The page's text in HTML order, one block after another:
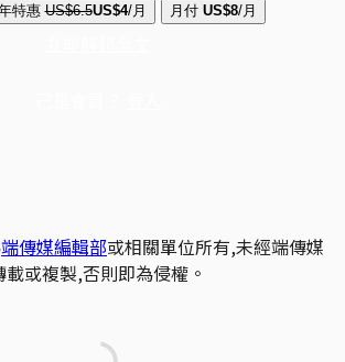
特惠 US$6.5US$4/月 月付 US$8/月
端傳媒編輯部或相關單位所有,未經端傳媒
或複製,否則即為侵權。